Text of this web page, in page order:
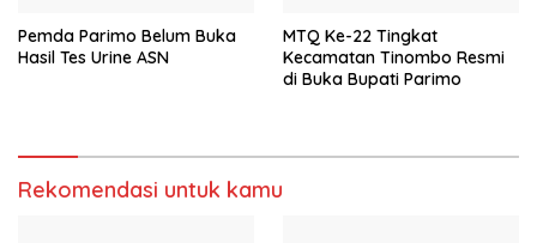
Pemda Parimo Belum Buka
Hasil Tes Urine ASN
MTQ Ke-22 Tingkat
Kecamatan Tinombo Resmi
di Buka Bupati Parimo
Rekomendasi untuk kamu